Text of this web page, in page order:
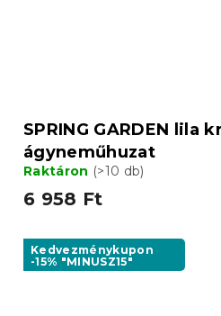
SPRING GARDEN lila
ágyneműhuzat
Raktáron (>10 db)
6 958 Ft
Kedvezménykupon
-15% "MINUSZ15"